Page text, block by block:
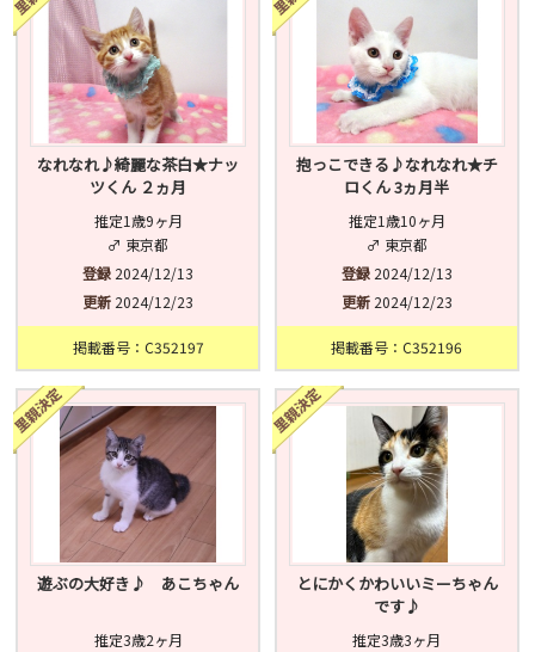
なれなれ♪綺麗な茶白★ナッ
ツくん ２ヵ月
推定1歳9ヶ月
♂ 東京都
登録 2024/12/13
更新 2024/12/23
掲載番号：C352197
抱っこできる♪なれなれ★チ
ロくん 3ヵ月半
推定1歳10ヶ月
♂ 東京都
登録2024/12/13
更新2024/12/23
掲載番号：C352196
遊ぶの大好き♪ あこちゃん
推定3歳2ヶ月
とにかくかわいいミーちゃん
です♪
推定3歳3ヶ月